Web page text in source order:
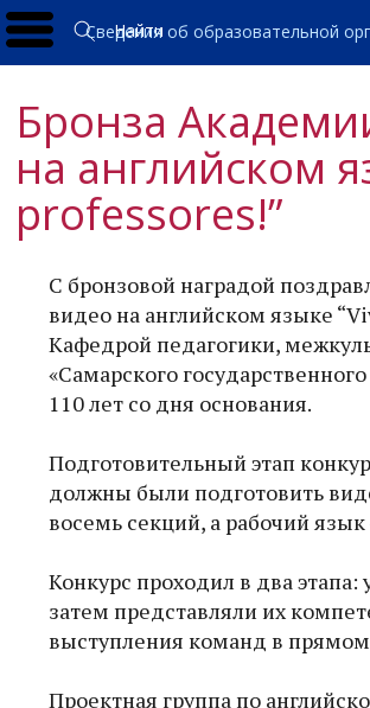
Найти
Сведения об образовательной
Бронза
на английском
professores!”
С бронзовой наградой
видео на английском языке
Кафедрой педагогики,
«Самарского
110 лет со дня основания.
Подготовительный этап
должны были подготовить
восемь секций, а рабочий
Конкурс проходил в два
затем представляли их
выступления команд в
Проектная группа по